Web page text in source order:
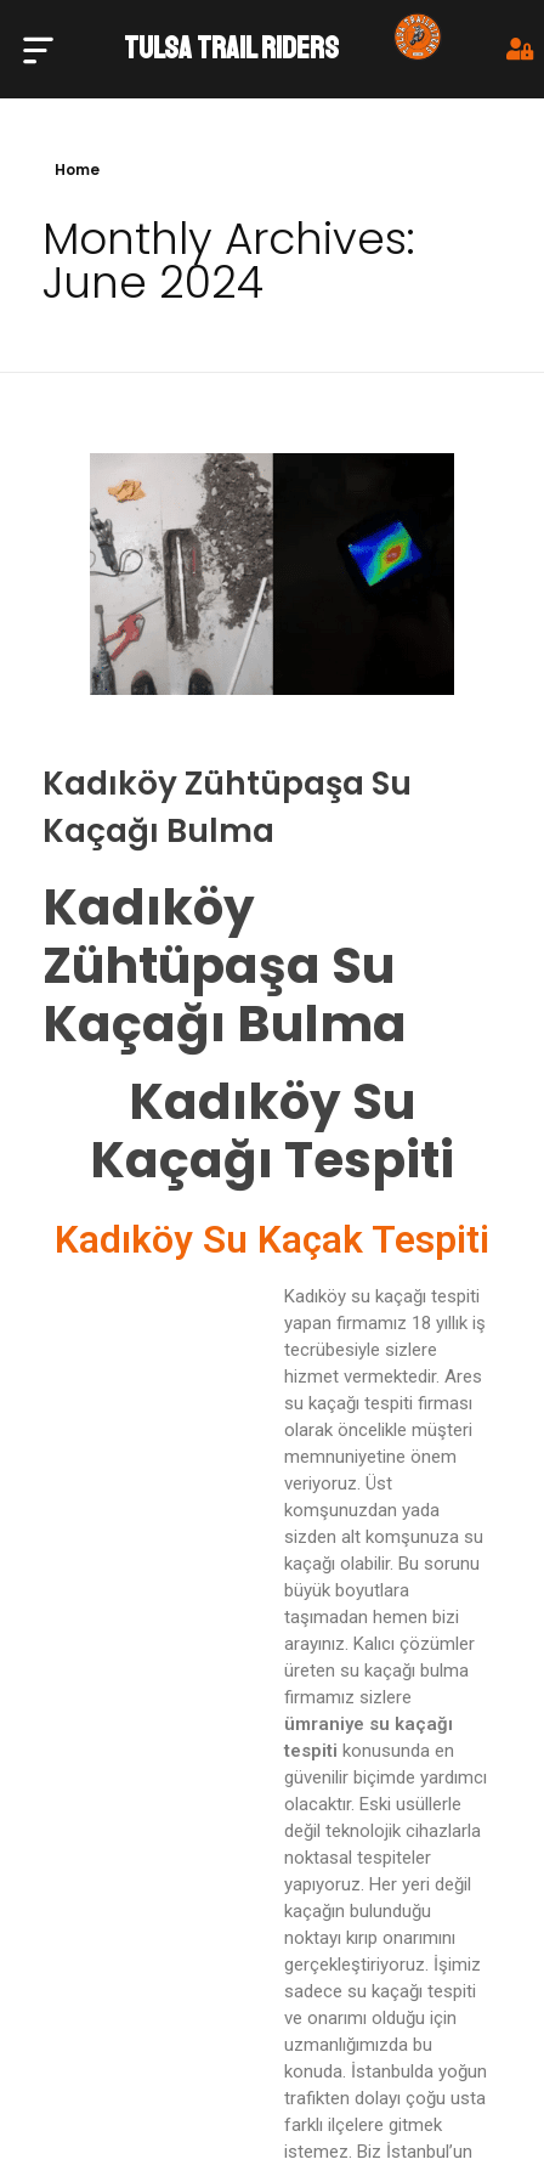
TULSA TRAIL RIDERS
Home
Monthly Archives:
June 2024
Kadıköy Zühtüpaşa Su
Kaçağı Bulma
Kadıköy
Zühtüpaşa Su
Kaçağı Bulma
Kadıköy Su
Kaçağı Tespiti
Kadıköy Su Kaçak Tespiti
Kadıköy su kaçağı tespiti
yapan firmamız 18 yıllık iş
tecrübesiyle sizlere
hizmet vermektedir. Ares
su kaçağı tespiti firması
olarak öncelikle müşteri
memnuniyetine önem
veriyoruz. Üst
komşunuzdan yada
sizden alt komşunuza su
kaçağı olabilir. Bu sorunu
büyük boyutlara
taşımadan hemen bizi
arayınız. Kalıcı çözümler
üreten su kaçağı bulma
firmamız sizlere
ümraniye su kaçağı
tespiti konusunda en
güvenilir biçimde yardımcı
olacaktır. Eski usüllerle
değil teknolojik cihazlarla
noktasal tespiteler
yapıyoruz. Her yeri değil
kaçağın bulunduğu
noktayı kırıp onarımını
gerçekleştiriyoruz. İşimiz
sadece su kaçağı tespiti
ve onarımı olduğu için
uzmanlığımızda bu
konuda. İstanbulda yoğun
trafikten dolayı çoğu usta
farklı ilçelere gitmek
istemez. Biz İstanbul’un